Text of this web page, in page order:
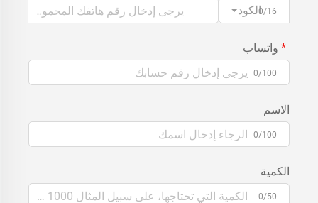
الكود0/16
واتساب
0/100
الاسم
0/100
الكمية
0/50